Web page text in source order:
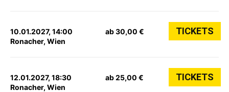
10.01.2027, 14:00
Ronacher, Wien
ab 30,00 € TICKETS
12.01.2027, 18:30
Ronacher, Wien
ab 25,00 € TICKETS